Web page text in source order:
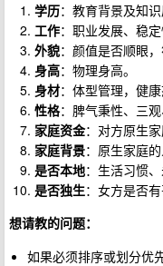
学历：教育背景及知识
工作：职业发展、稳定
外貌：颜值是否顺眼，
身高：物理身高。
身材：体型管理，健康
性格：脾气秉性、三
家庭资金：对方原生家
家庭背景：原生家庭
是否本地：生活习惯
是否独生：女方是否有
想请教的问题：
如果必须排序或划分优